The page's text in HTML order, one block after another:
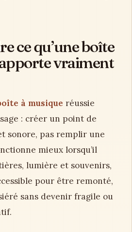
ce qu’une boîte
vraiment
à musique réussie
: créer un point de
sonore, pas remplir une
mieux lorsqu’il
lumière et souvenirs,
pour être remonté,
sans devenir fragile ou